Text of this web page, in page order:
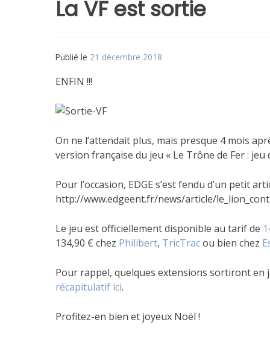
La VF est sortie
Publié le 21 décembre 2018
ENFIN !!!
On ne l’attendait plus, mais presque 4 mois
version française du jeu « Le Trône de Fer :
Pour l’occasion, EDGE s’est fendu d’un petit
http://www.edgeent.fr/news/article/
Le jeu est officiellement disponible au tarif de
134,90 € chez Philibert, TricTracou bien chez
Pour rappel, quelques extensions sortiront en
récapitulatif ici.
Profitez-en bien et joyeux Noël !